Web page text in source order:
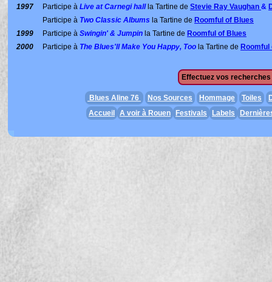
1997
Participe à Live at Carnegi hallla Tartine de Stevie Ray Vaughan &
Participe à Two Classic Albums la Tartine de Roomful of Blues
1999
Participe à Swingin' & Jumpin la Tartine de Roomful of Blues
2000
Participe à The Blues'll Make You Happy, Too la Tartine de Roomful
Effectuez vos recherches
Blues Aline 76 Nos Sources Hommage Toiles
Accueil
A voir à Rouen Festivals Labels